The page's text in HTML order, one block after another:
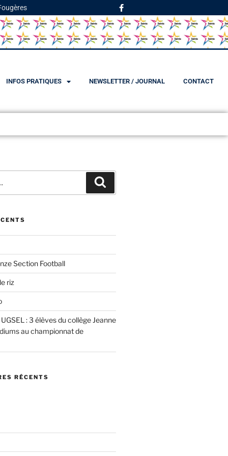
INFOS PRATIQUES NEWSLETTER / JOURNAL CONTACT
Section Football
riz
: 3 élèves du collège Jeanne
au championnat de
RÉCENTS